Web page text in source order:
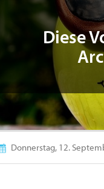
Diese
Donnerstag, 12.